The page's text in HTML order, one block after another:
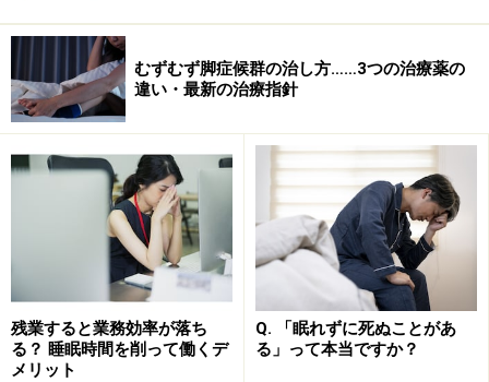
花粉症の症状に睡眠障害が加わると、とても大変です。一
刻も早く、しっかりと治療しましょう！
「飲む薬の数を、なるべく少なくしたい」という方のた
めには、医師の処方箋が必要な薬ですが、 セレスタミン
（高田）が向いていると言えるでしょう。
これは抗ヒスタミン薬と副腎皮質ステロイドの2つの成
分が、1粒の錠剤の中に含まれています。また、副腎皮
質ステロイドは苦い薬が多いのですが、このセレスタミ
むずむず脚症候群の治し方……3つの治療薬の
違い・最新の治療指針
残業すると業務効率が落ち
る？ 睡眠時間を削って働くデ
メリット
Q. 「眠れずに死ぬことがあ
る」って本当ですか？